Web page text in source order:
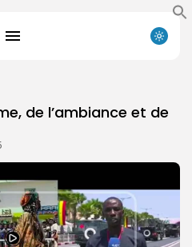
de l’ambiance et de